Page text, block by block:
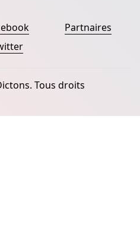
Partnaires
Tous droits